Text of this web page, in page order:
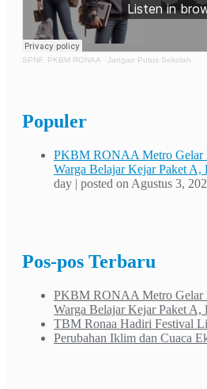
SPNF. PKBM RONAA · Jangan Putus Sekolah
Populer
PKBM RONAA Metro Gelar
Warga Belajar Kejar Paket A,
day | posted on Agustus 3,
Pos-pos Terbaru
PKBM RONAA Metro Gelar
Warga Belajar Kejar Paket A,
TBM Ronaa Hadiri Festival
Perubahan Iklim dan Cuaca